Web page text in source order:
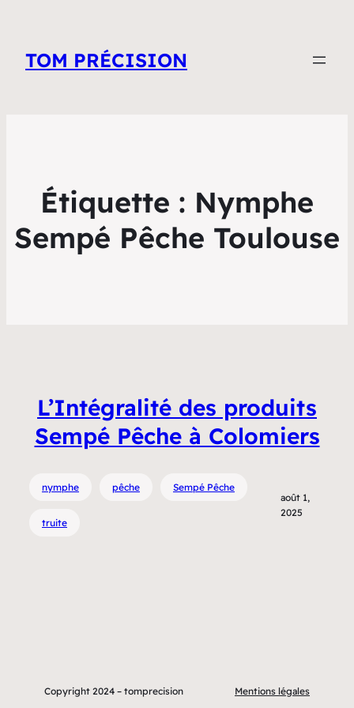
TOM PRÉCISION
Étiquette : Nymphe
Sempé Pêche Toulouse
L’Intégralité des produits
Sempé Pêche à Colomiers
nymphe pêche Sempé Pêche
truite
août 1,
2025
Copyright 2024 – tomprecision Mentions légales